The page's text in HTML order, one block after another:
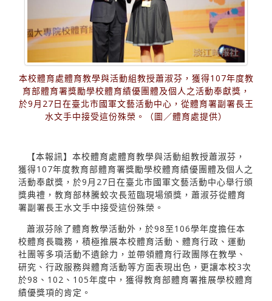
本校體育處體育教學與活動組教授蕭淑芬，獲得107年度教
育部體育署獎勵學校體育績優團體及個人之活動奉獻獎，
於9月27日在臺北市國軍文藝活動中心，從體育署副署長王
水文手中接受這份殊榮。（圖／體育處提供）
【本報訊】本校體育處體育教學與活動組教授蕭淑芬，
獲得107年度教育部體育署獎勵學校體育績優團體及個人之
活動奉獻獎，於9月27日在臺北市國軍文藝活動中心舉行頒
獎典禮，教育部林騰蛟次長蒞臨現場頒獎，蕭淑芬從體育
署副署長王水文手中接受這份殊榮。
蕭淑芬除了體育教學活動外，於98至106學年度擔任本
校體育長職務，積極推展本校體育活動、體育行政、運動
社團等多項活動不遺餘力，並帶領體育行政團隊在教學、
研究、行政服務與體育活動等方面表現出色，更讓本校3次
於98、102、105年度中，獲得教育部體育署推展學校體育
績優獎項的肯定。